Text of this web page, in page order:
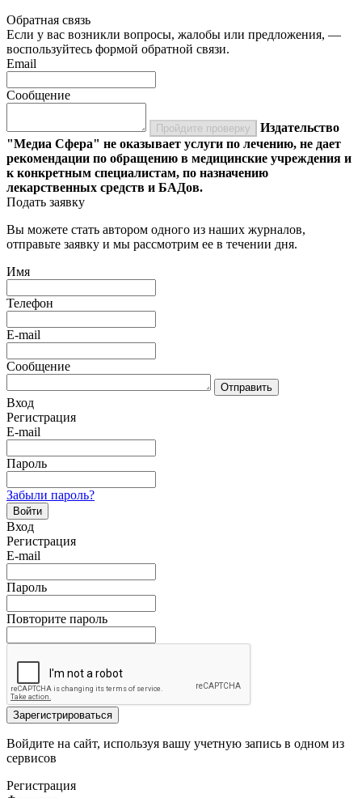
Обратная связь
Если у вас возникли вопросы, жалобы или предложения, —
воспользуйтесь формой обратной связи.
Email
Сообщение
Пройдите проверку
Издательство
"Медиа Сфера" не оказывает услуги по лечению, не дает
рекомендации по обращению в медицинские учреждения и
к конкретным специалистам, по назначению
лекарственных средств и БАДов.
Подать заявку
Вы можете стать автором одного из наших журналов,
отправьте заявку и мы рассмотрим ее в течении дня.
Имя
Телефон
E-mail
Сообщение
Отправить
Вход
Регистрация
E-mail
Пароль
Забыли пароль?
Войти
Вход
Регистрация
E-mail
Пароль
Повторите пароль
Зарегистрироваться
Войдите на сайт, используя вашу учетную запись в одном из
сервисов
Регистрация